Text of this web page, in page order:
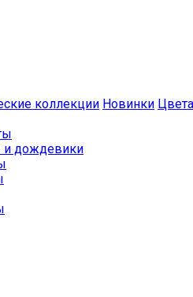
коллекции Новинки Цвета
и дождевики